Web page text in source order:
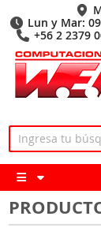
Lun y Mar:
+56 2 2379